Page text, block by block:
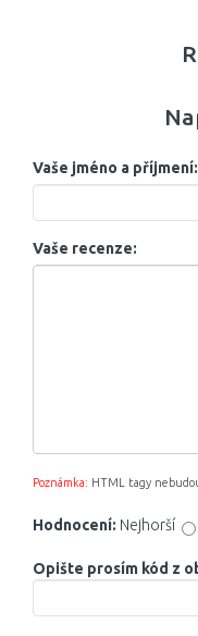
Vaše jméno a příjmení:
Vaše recenze:
Poznámka: HTML tagy
Hodnocení: Nejhorší
Opište prosím kód z